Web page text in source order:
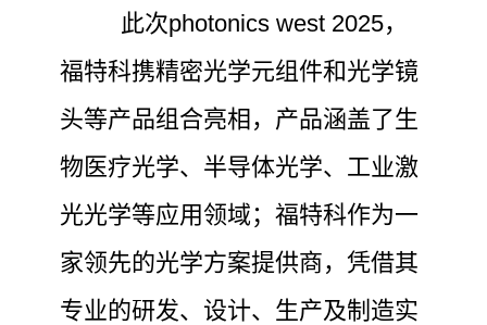
此次photonics west 2025，
福特科携精密光学元组件和光学镜
头等产品组合亮相，产品涵盖了生
物医疗光学、半导体光学、工业激
光光学等应用领域；福特科作为一
家领先的光学方案提供商，凭借其
专业的研发、设计、生产及制造实